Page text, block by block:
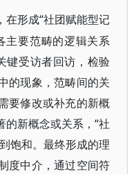
在形成“社团赋能型记
主要范畴的逻辑关系
键受访者回访，检验
的现象，范畴间的关
要修改或补充的新概
新概念或关系，“社
饱和。最终形成的理
度中介，通过空间符